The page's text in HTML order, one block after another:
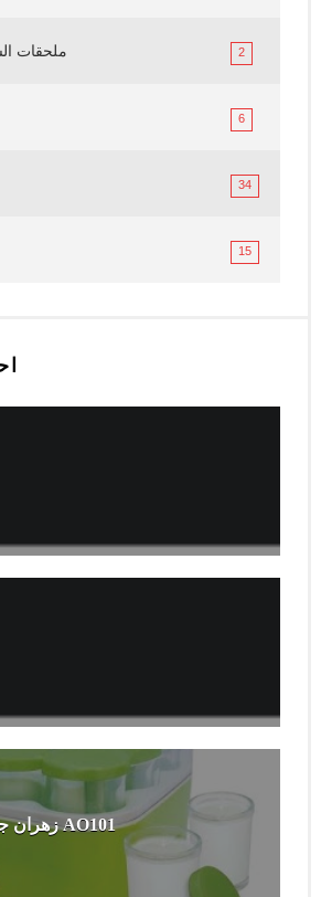
ملحقات 2
6
34
15
زهران جهاز زبادى 8 كوب AO101